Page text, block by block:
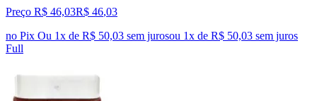
Preço R$ 46,03R$ 46,03
no Pix Ou 1x de R$ 50,03 sem jurosou 1x de R$ 50,03 sem juros
Full